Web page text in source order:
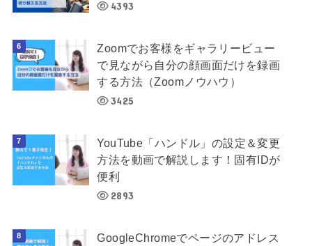
4393
Zoomでお客様をギャラリービュー
で見ながら自分の顔画面だけを録画
する方法（Zoomノウハウ）
3425
YouTube「ハンドル」の設定＆変更
方法を動画で解説します！固有IDが
便利
2893
GoogleChromeでページのアドレス